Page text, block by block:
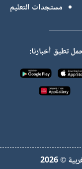
مستجدات التعليم
تطيق أخبارنا:
© 2026